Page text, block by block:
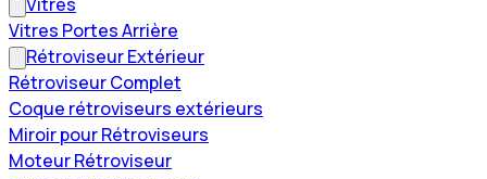
Vitres Portes Arrière
Rétroviseur Extérieur
Rétroviseur Complet
Coque rétroviseurs extérieurs
Miroir pour Rétroviseurs
Moteur Rétroviseur